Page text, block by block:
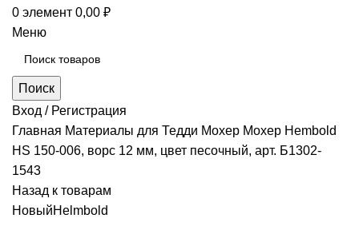
0 элемент 0,00 ₽
Меню
Поиск
Вход / Регистрация
Главная Материалы для Тедди Мохер Мохер Hembold
HS 150-006, ворс 12 мм, цвет песочный, арт. Б1302-
1543
Назад к товарам
НовыйHelmbold